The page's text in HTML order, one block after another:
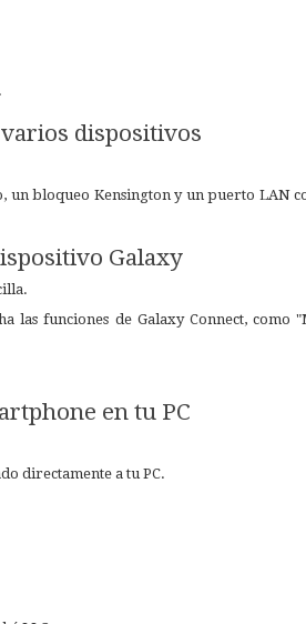
dispositivos
un bloqueo Kensington y un puerto LAN
Galaxy
las funciones de Galaxy Connect, como
en tu PC
directamente a tu PC.